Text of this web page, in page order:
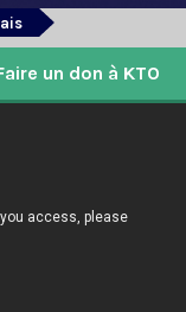
un don à KTO